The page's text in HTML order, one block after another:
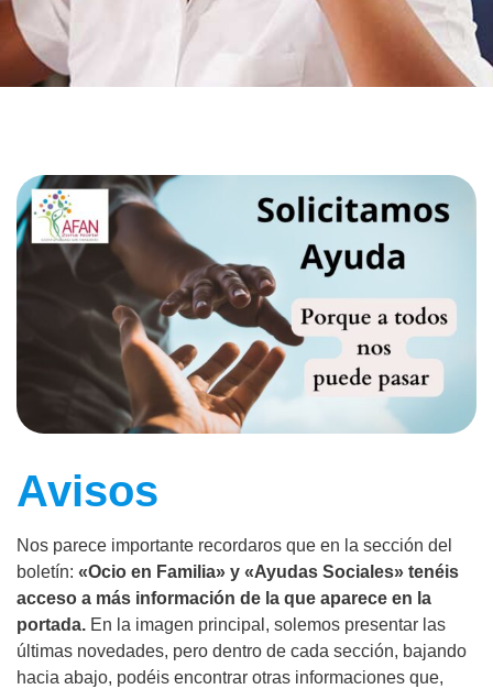
Avisos
Nos parece importante recordaros que en la sección del
boletín: «Ocio en Familia» y «Ayudas Sociales» tenéis
acceso a más información de la que aparece en la
portada. En la imagen principal, solemos presentar las
últimas novedades, pero dentro de cada sección, bajando
hacia abajo, podéis encontrar otras informaciones que,